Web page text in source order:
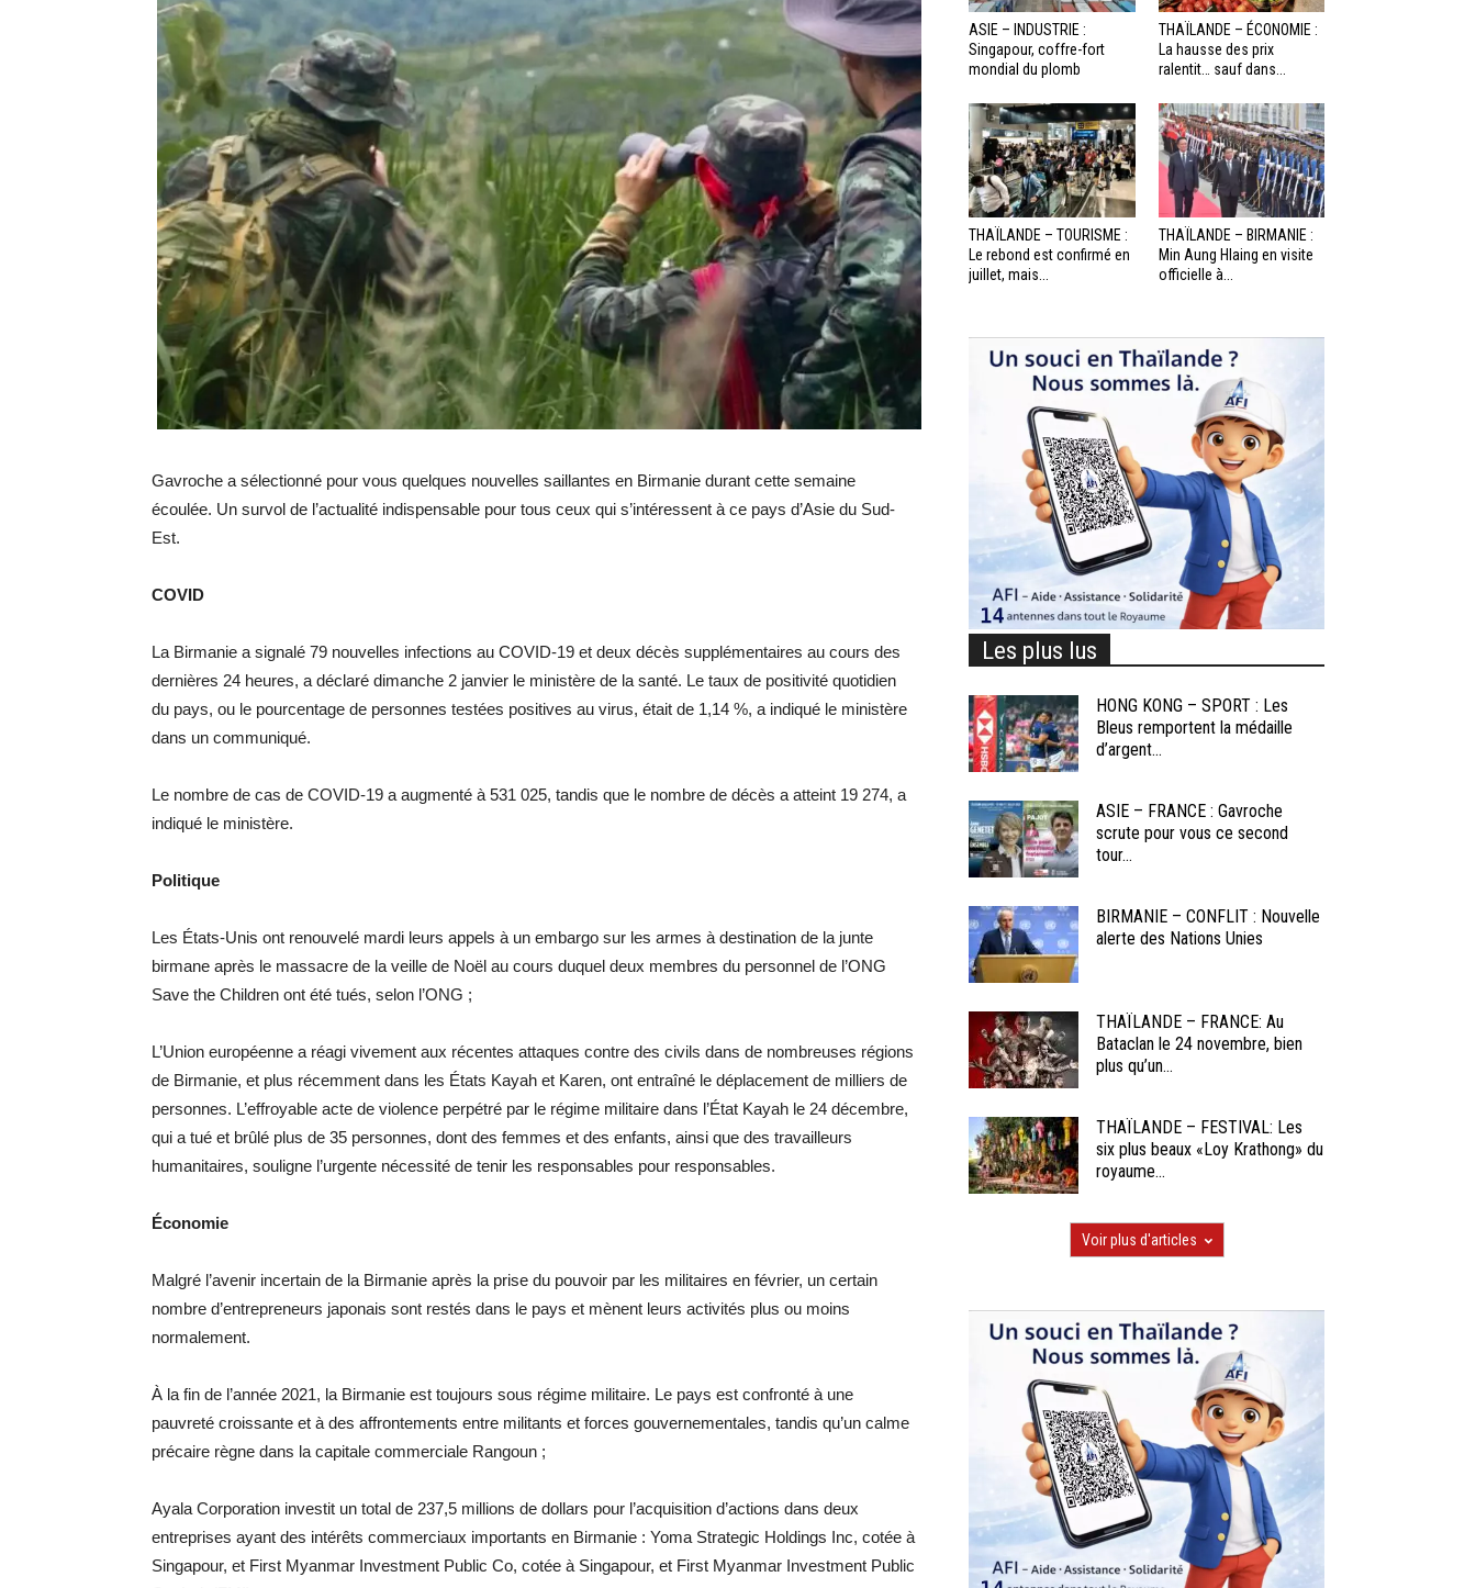
Gavroche a sélectionné pour vous quelques nouvelles saillantes en Birmanie durant cette semaine
écoulée. Un survol de l’actualité indispensable pour tous ceux qui s’intéressent à ce pays d’Asie du Sud-
Est.
COVID
La Birmanie a signalé 79 nouvelles infections au COVID-19 et deux décès supplémentaires au cours des
dernières 24 heures, a déclaré dimanche 2 janvier le ministère de la santé. Le taux de positivité quotidien
du pays, ou le pourcentage de personnes testées positives au virus, était de 1,14 %, a indiqué le ministère
dans un communiqué.
Le nombre de cas de COVID-19 a augmenté à 531 025, tandis que le nombre de décès a atteint 19 274, a
indiqué le ministère.
Politique
Les États-Unis ont renouvelé mardi leurs appels à un embargo sur les armes à destination de la junte
birmane après le massacre de la veille de Noël au cours duquel deux membres du personnel de l’ONG
Save the Children ont été tués, selon l’ONG ;
L’Union européenne a réagi vivement aux récentes attaques contre des civils dans de nombreuses régions
de Birmanie, et plus récemment dans les États Kayah et Karen, ont entraîné le déplacement de milliers de
personnes. L’effroyable acte de violence perpétré par le régime militaire dans l’État Kayah le 24 décembre,
qui a tué et brûlé plus de 35 personnes, dont des femmes et des enfants, ainsi que des travailleurs
humanitaires, souligne l’urgente nécessité de tenir les responsables pour responsables.
Économie
Malgré l’avenir incertain de la Birmanie après la prise du pouvoir par les militaires en février, un certain
nombre d’entrepreneurs japonais sont restés dans le pays et mènent leurs activités plus ou moins
normalement.
À la fin de l’année 2021, la Birmanie est toujours sous régime militaire. Le pays est confronté à une
pauvreté croissante et à des affrontements entre militants et forces gouvernementales, tandis qu’un calme
précaire règne dans la capitale commerciale Rangoun ;
Ayala Corporation investit un total de 237,5 millions de dollars pour l’acquisition d’actions dans deux
entreprises ayant des intérêts commerciaux importants en Birmanie : Yoma Strategic Holdings Inc, cotée à
Singapour, et First Myanmar Investment Public Co, cotée à Singapour, et First Myanmar Investment Public
ASIE – INDUSTRIE :
Singapour, coffre-fort
mondial du plomb
THAÏLANDE – ÉCONOMIE :
La hausse des prix
ralentit… sauf dans...
THAÏLANDE – TOURISME :
Le rebond est confirmé en
juillet, mais...
THAÏLANDE – BIRMANIE :
Min Aung Hlaing en visite
officielle à...
Les plus lus
HONG KONG – SPORT : Les
Bleus remportent la médaille
d’argent...
ASIE – FRANCE : Gavroche
scrute pour vous ce second
tour...
BIRMANIE – CONFLIT : Nouvelle
alerte des Nations Unies
THAÏLANDE – FRANCE: Au
Bataclan le 24 novembre, bien
plus qu’un...
THAÏLANDE – FESTIVAL: Les
six plus beaux «Loy Krathong» du
royaume...
Voir plus d'articles